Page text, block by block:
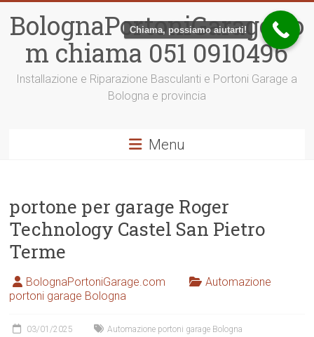
contenuto
BolognaPortoniGarage.co
m chiama 051 0910496
Installazione e Riparazione Basculanti e Portoni Garage a
Bologna e provincia
Menu
portone per garage Roger
Technology Castel San Pietro
Terme
BolognaPortoniGarage.com
Automazione
portoni garage Bologna
03/01/2025 Automazione portoni garage Bologna
Chiama, possiamo aiutarti!